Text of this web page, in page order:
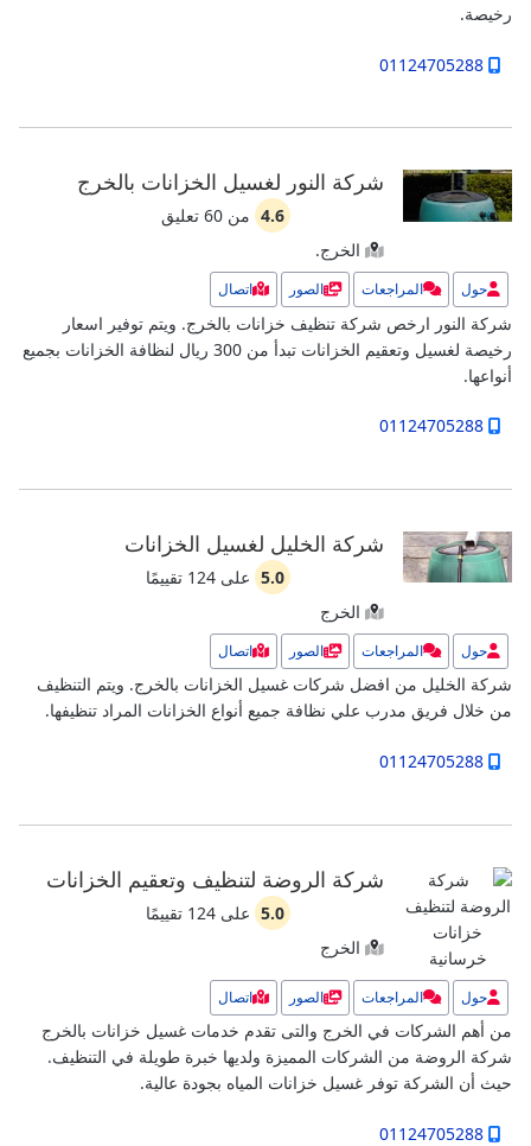
رخيصة.
01124705288
شركة النور لغسيل الخزانات بالخرج
4.6 من 60 تعليق
الخرج.
حول المراجعات الصور اتصال
شركة النور ارخص شركة تنظيف خزانات بالخرج. ويتم توفير اسعار
رخيصة لغسيل وتعقيم الخزانات تبدأ من 300 ريال لنظافة الخزانات بجميع
أنواعها.
01124705288
شركة الخليل لغسيل الخزانات
5.0 على 124 تقييمًا
الخرج
حول المراجعات الصور اتصال
شركة الخليل من افضل شركات غسيل الخزانات بالخرج. ويتم التنظيف
من خلال فريق مدرب علي نظافة جميع أنواع الخزانات المراد تنظيفها.
01124705288
شركة الروضة لتنظيف وتعقيم الخزانات
5.0 على 124 تقييمًا
الخرج
حول المراجعات الصور اتصال
من أهم الشركات في الخرج والتى تقدم خدمات غسيل خزانات بالخرج
شركة الروضة من الشركات المميزة ولديها خبرة طويلة في التنظيف.
حيث أن الشركة توفر غسيل خزانات المياه بجودة عالية.
01124705288